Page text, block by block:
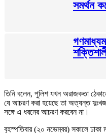
সমর্থন
তিনি বলেন, পুলিশ যখন অরাজকতা
যে আচরণ করা হয়েছে তা অত্যন্ত
সঙ্গে এ ধরনের আচরণ করবেন না।
বৃহস্পতিবার (২০ নভেম্বর) সকালে ঢাকা